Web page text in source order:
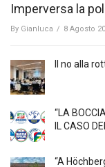
Imperversa la
By Gianluca / 8 Agosto
Il no alla
“LA
IL CASO
“A